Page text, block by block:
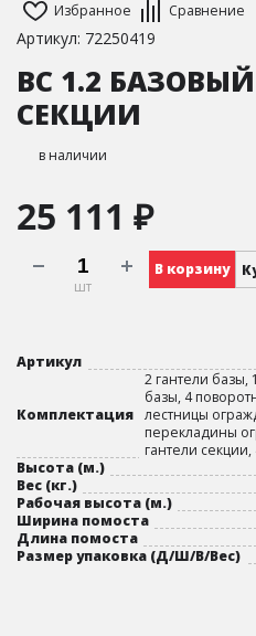
Артикул: 72250419
Избранное Сравнение
ВС 1.2
СЕКЦИИ
в наличии
25 111 ₽
шт
В корзину
Артикул
Комплектация
2 гантели
базы, 4
лестницы
перекладины
гантели
Высота (м.)
Вес (кг.)
Рабочая высота (м.)
Ширина помоста
Длина помоста
Размер упаковка (Д/Ш/В/Вес)